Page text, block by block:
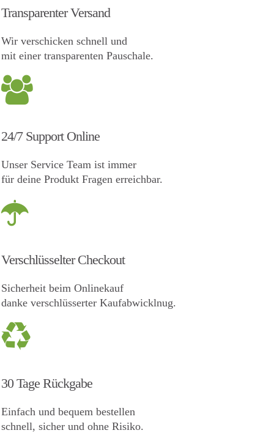
Transparenter Versand
Wir verschicken schnell und
mit einer transparenten Pauschale.
24/7 Support Online
Unser Service Team ist immer
für deine Produkt Fragen erreichbar.
Verschlüsselter Checkout
Sicherheit beim Onlinekauf
danke verschlüsserter Kaufabwicklnug.
30 Tage Rückgabe
Einfach und bequem bestellen
schnell, sicher und ohne Risiko.